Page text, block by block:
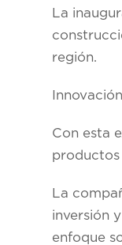
La
región.
Con esta
La
inversión
enfoque